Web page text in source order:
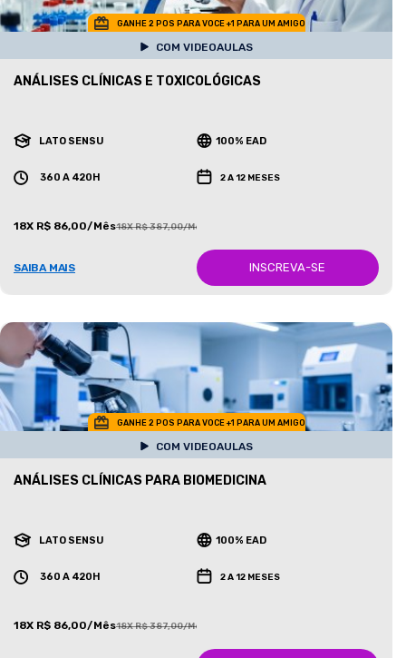
GANHE 2 POS PARA VOCE +1 PARA UM AMIGO
COM VIDEOAULAS
ANÁLISES CLÍNICAS E TOXICOLÓGICAS
LATO SENSU 100% EAD
360 A 420H 2 A 12 MESES
18X R$ 86,00/Mês18X R$ 387,00/Mês
SAIBA MAIS INSCREVA-SE
GANHE 2 POS PARA VOCE +1 PARA UM AMIGO
COM VIDEOAULAS
ANÁLISES CLÍNICAS PARA BIOMEDICINA
LATO SENSU 100% EAD
360 A 420H 2 A 12 MESES
18X R$ 86,00/Mês18X R$ 387,00/Mês